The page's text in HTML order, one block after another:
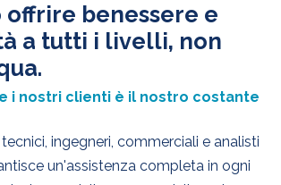
offrire benessere e
a tutti i livelli, non
i nostri clienti è il nostro costante
ingegneri, commerciali e analisti
un'assistenza completa in ogni